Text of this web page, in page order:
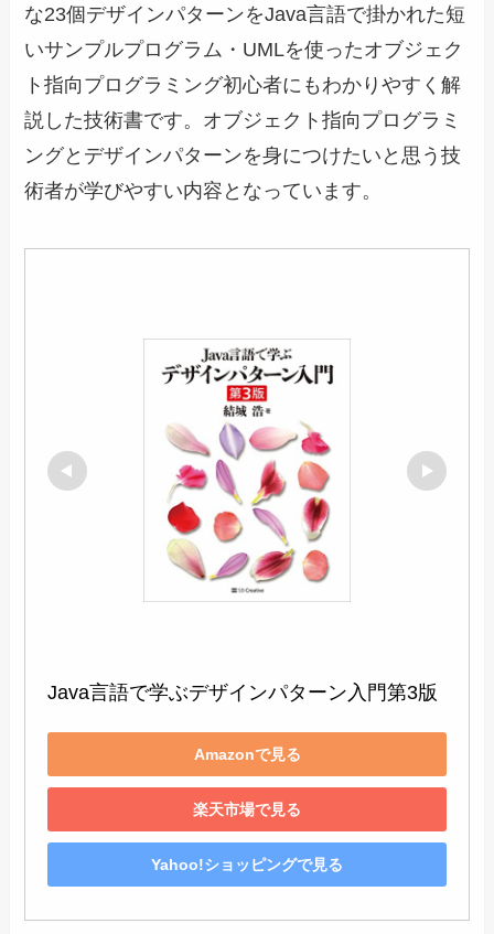
な23個デザインパターンをJava言語で掛かれた短
いサンプルプログラム・UMLを使ったオブジェク
ト指向プログラミング初心者にもわかりやすく解
説した技術書です。オブジェクト指向プログラミ
ングとデザインパターンを身につけたいと思う技
術者が学びやすい内容となっています。
Java言語で学ぶデザインパターン入門第3版
Amazonで見る
楽天市場で見る
Yahoo!ショッピングで見る